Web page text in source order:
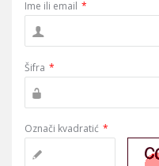
Ime ili email *
Šifra *
Označi kvadratić *